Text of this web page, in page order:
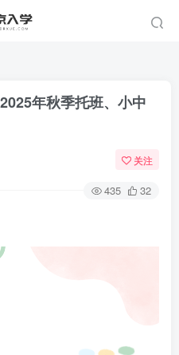
年秋季托班、小中
关注
435 32